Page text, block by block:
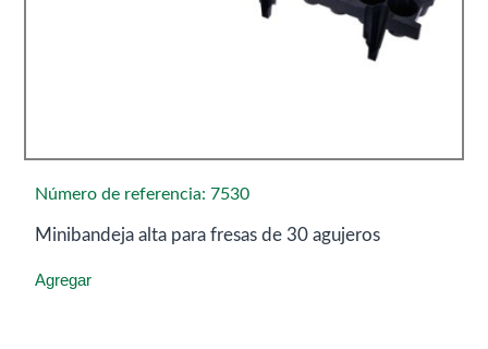
Número de referencia: 7530
Minibandeja alta para fresas de 30 agujeros
Agregar